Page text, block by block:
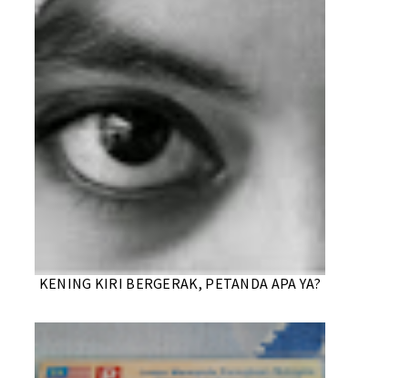
KENING KIRI BERGERAK, PETANDA APA YA?